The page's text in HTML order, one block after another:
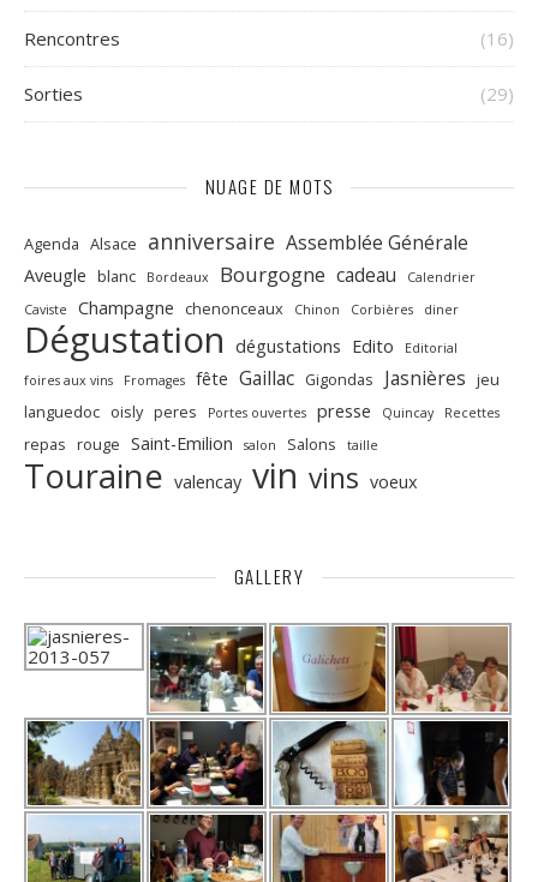
Rencontres (16)
Sorties (29)
NUAGE DE MOTS
Agenda Alsace anniversaire Assemblée Générale
Aveugle blanc Bordeaux Bourgogne cadeau
Calendrier
Caviste
Champagne chenonceaux Chinon Corbières diner
Dégustation dégustations Edito
Editorial
foires aux vins
Fromages fête Gaillac Gigondas Jasnières jeu
languedoc oisly peres Portes ouvertes presse Quincay Recettes
repas rouge Saint-Emilion salon Salons taille
Touraine valencay vin vins voeux
GALLERY